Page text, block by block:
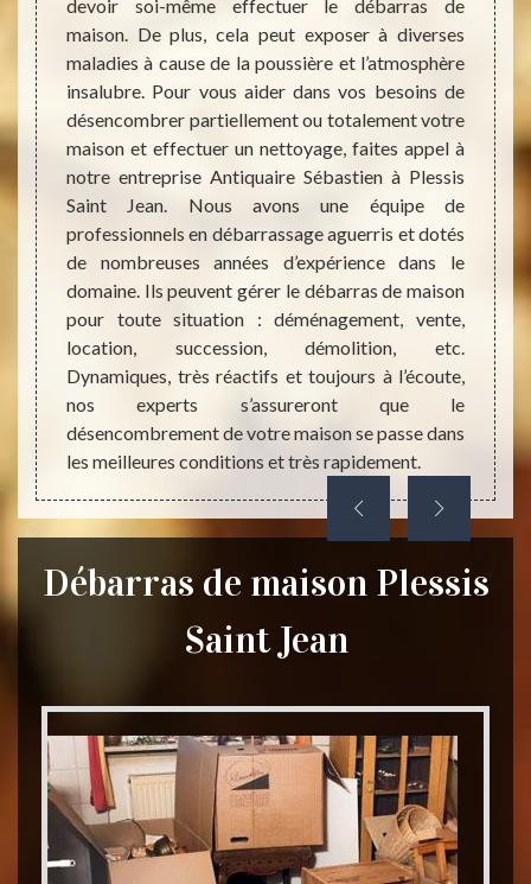
Dans
de
plus
de
la
les
être.
devoir soi-même effectuer le débarras de
maison. De plus, cela peut exposer à diverses
maladies à cause de la poussière et l’atmosphère
insalubre. Pour vous aider dans vos besoins de
désencombrer partiellement ou totalement votre
maison et effectuer un nettoyage, faites appel à
notre entreprise Antiquaire Sébastien à Plessis
Saint Jean. Nous avons une équipe de
professionnels en débarrassage aguerris et dotés
de nombreuses années d’expérience dans le
domaine. Ils peuvent gérer le débarras de maison
pour toute situation : déménagement, vente,
location, succession, démolition, etc.
Dynamiques, très réactifs et toujours à l’écoute,
nos experts s’assureront que le
désencombrement de votre maison se passe dans
les meilleures conditions et très rapidement.
que
mais
de
ses
les
nom.
Débarras de maison Plessis
Saint Jean